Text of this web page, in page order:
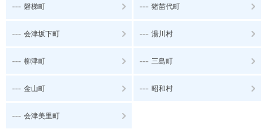
--- 磐梯町 --- 猪苗代町
--- 会津坂下町 --- 湯川村
--- 柳津町 --- 三島町
--- 金山町 --- 昭和村
--- 会津美里町